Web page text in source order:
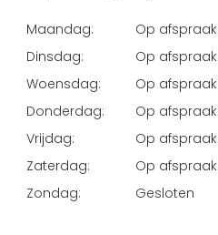
Maandag:
Op afspraak
Dinsdag:
Op afspraak
Woensdag:
Op afspraak
Donderdag:
Op afspraak
Vrijdag:
Op afspraak
Zaterdag:
Op afspraak
Zondag:
Gesloten